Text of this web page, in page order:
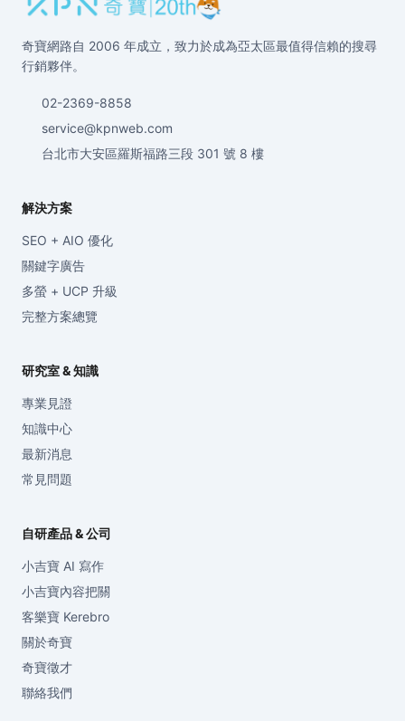
奇寶網路自 2006 年成立，致力於成為亞太區最值得信賴的搜尋
行銷夥伴。
02-2369-8858
service@kpnweb.com
台北市大安區羅斯福路三段 301 號 8 樓
解決方案
SEO + AIO 優化
關鍵字廣告
多螢 + UCP 升級
完整方案總覽
研究室 & 知識
專業見證
知識中心
最新消息
常見問題
自研產品 & 公司
小吉寶 AI 寫作
小吉寶內容把關
客樂寶 Kerebro
關於奇寶
奇寶徵才
聯絡我們